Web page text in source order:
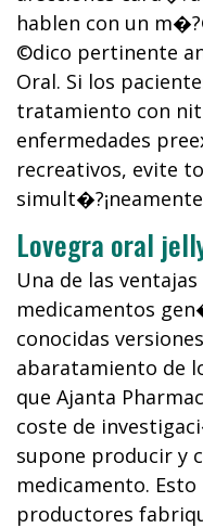
hablen con un
©dico pertinente
Oral. Si los
tratamiento con
enfermedades
recreativos, evite
Lovegra oral
Una de las
medicamentos
conocidas
abaratamiento de
que Ajanta
coste de
supone producir y
medicamento.
productores